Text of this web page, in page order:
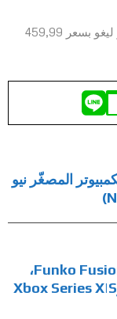
ولدى متاجر ليغو بسعر 459,99
المصغّر نيو
اختبر أكبر مهرجان للمعجبين في Funko Fusion،
المتاحة الآن على PlayStation®5 وXbox Series X|S